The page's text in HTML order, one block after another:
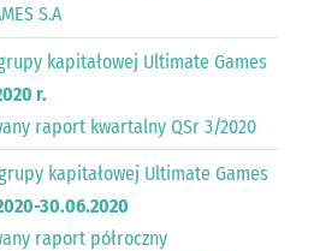
S.A
kapitałowej Ultimate Games
r.
raport kwartalny QSr 3/2020
kapitałowej Ultimate Games
30.06.2020
raport półroczny